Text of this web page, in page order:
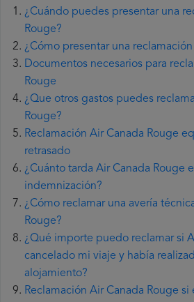
¿Cuándo puedes presentar una
Rouge?
¿Cómo presentar una
Documentos necesarios para
Rouge
¿Que otros gastos puedes
Rouge?
Reclamación Air Canada Rouge
retrasado
¿Cuánto tarda Air Canada Rouge
indemnización?
¿Cómo reclamar una avería
Rouge?
¿Qué importe puedo reclamar si
cancelado mi viaje y había
alojamiento?
Reclamación Air Canada Rouge